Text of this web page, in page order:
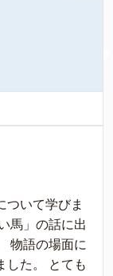
ついて学びま
馬」の話に出
物語の場面に
した。 とても